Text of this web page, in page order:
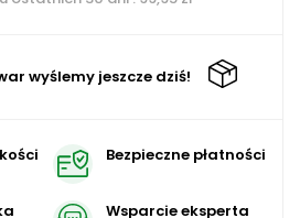
wyślemy jeszcze dziś!
Bezpieczne płatności
Wsparcie eksperta